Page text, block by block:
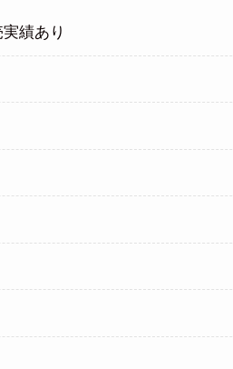
績あり